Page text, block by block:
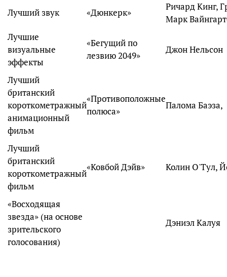
Лучший звук «Дюнкерк»
Ричард Кинг,
Марк
Лучшие
визуальные
эффекты
«Бегущий по
лезвию 2049»
Джон Нельсон
Лучший
британский
короткометражный
анимационный
фильм
«Противоположные
полюса»
Палома Баэза,
Лучший
британский
короткометражный
фильм
«Ковбой Дэйв» Колин О'Тул,
«Восходящая
звезда» (на основе
зрительского
голосования)
Дэниэл Калуя